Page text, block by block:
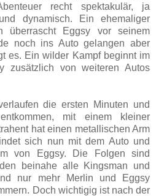
recht spektakulär, ja
dynamisch. Ein ehemaliger
überrascht Eggsy vor seinem
noch ins Auto gelangen aber
es. Ein wilder Kampf beginnt im
zusätzlich von weiteren Autos
die ersten Minuten und
mit einem kleiner
hat einen metallischen Arm
sich nun mit dem Auto und
von Eggsy. Die Folgen sind
beinahe alle Kingsman und
nur mehr Merlin und Eggsy
Doch wichtigig ist nach der